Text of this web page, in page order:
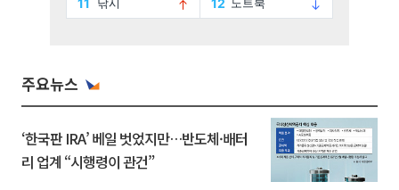
주요뉴스
‘한국판 IRA’ 베일 벗었지만…반도체·배터
리 업계 “시행령이 관건”